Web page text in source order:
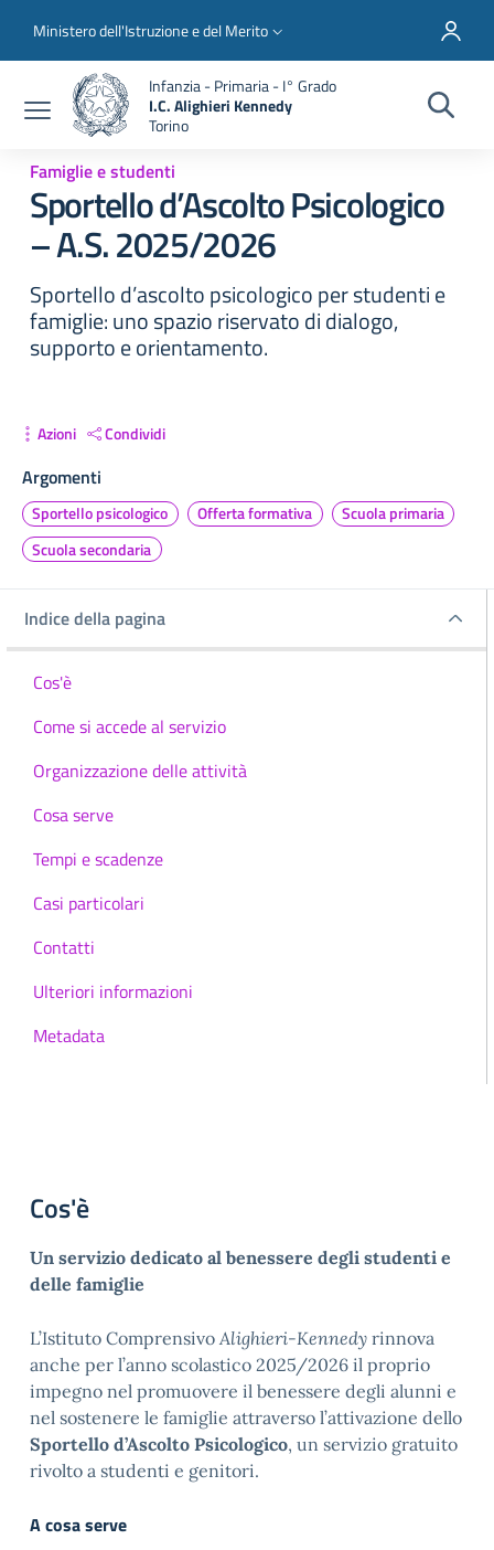
Slim top
Ministero dell'Istruzione e del Merito
Infanzia - Primaria - I° Grado
I.C. Alighieri Kennedy
Torino
Famiglie e studenti
Sportello d’Ascolto Psicologico
– A.S. 2025/2026
Sportello d’ascolto psicologico per studenti e
famiglie: uno spazio riservato di dialogo,
supporto e orientamento.
Azioni Condividi
Argomenti
Sportello psicologico Offerta formativa
Scuola primaria
Scuola secondaria
Indice della pagina
Indice della pagina
Cos'è
Come si accede al servizio
Organizzazione delle attività
Cosa serve
Tempi e scadenze
Casi particolari
Contatti
Ulteriori informazioni
Metadata
Cos'è
Un servizio dedicato al benessere degli studenti e
delle famiglie
L’Istituto Comprensivo Alighieri-Kennedy rinnova
anche per l’anno scolastico 2025/2026 il proprio
impegno nel promuovere il benessere degli alunni e
Sportello d’Ascolto Psicologico, un servizio gratuito
rivolto a studenti e genitori.
A cosa serve